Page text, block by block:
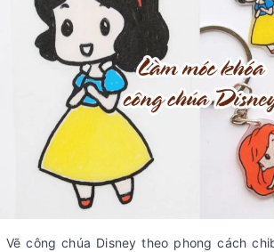
Vẽ công chúa Disney theo phong cách